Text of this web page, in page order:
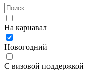
На карнавал
Новогодний
С визовой поддержкой